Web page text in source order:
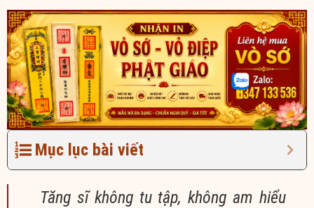
Mục lục bài viết
Tăng sĩ không tu tập, không am hiểu